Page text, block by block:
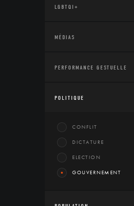
LGBTQI+
MÉDIAS
PERFORMANCE GESTUELLE
POLITIQUE
CONFLIT
DICTATURE
ELECTION
GOUVERNEMENT